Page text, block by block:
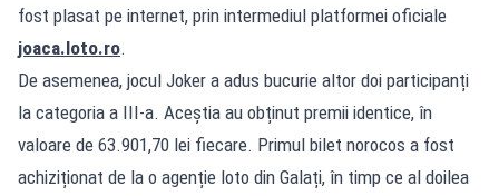
fost plasat pe internet, prin intermediul platformei oficiale
joaca.loto.ro.
De asemenea, jocul Joker a adus bucurie altor doi participanți
la categoria a III-a. Aceștia au obținut premii identice, în
valoare de 63.901,70 lei fiecare. Primul bilet norocos a fost
achiziționat de la o agenție loto din Galați, în timp ce al doilea